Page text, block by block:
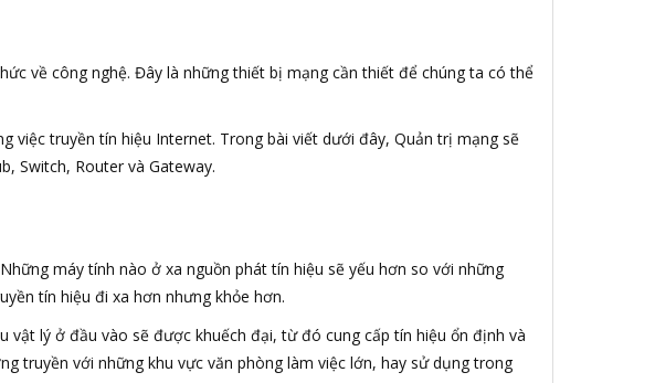
về công nghệ. Đây là những thiết bị mạng cần thiết để chúng ta có thể
truyền tín hiệu Internet. Trong bài viết dưới đây, Quản trị mạng sẽ
Switch, Router và Gateway.
máy tính nào ở xa nguồn phát tín hiệu sẽ yếu hơn so với những
tín hiệu đi xa hơn nhưng khỏe hơn.
vật lý ở đầu vào sẽ được khuếch đại, từ đó cung cấp tín hiệu ổn định và
truyền với những khu vực văn phòng làm việc lớn, hay sử dụng trong